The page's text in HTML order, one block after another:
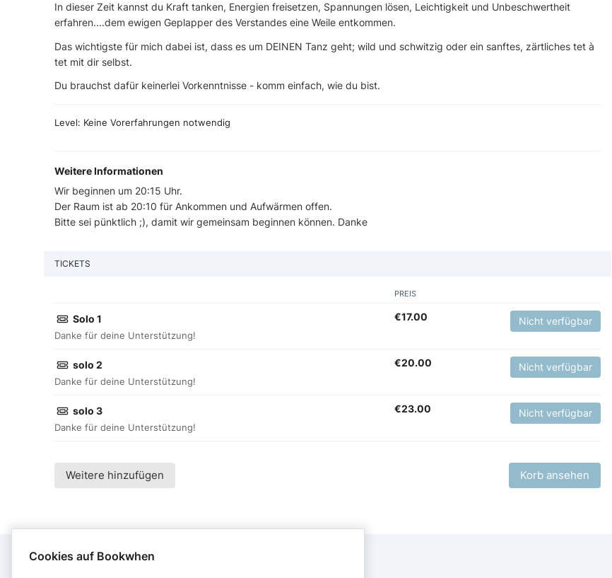
In dieser Zeit kannst du Kraft tanken, Energien freisetzen, Spannungen lösen, Leichtigkeit und Unbeschwertheit
erfahren....dem ewigen Geplapper des Verstandes eine Weile entkommen.
Das wichtigste für mich dabei ist, dass es um DEINEN Tanz geht; wild und schwitzig oder ein sanftes, zärtliches tet à
tet mit dir selbst.
Du brauchst dafür keinerlei Vorkenntnisse - komm einfach, wie du bist.
Level: Keine Vorerfahrungen notwendig
Weitere Informationen
Wir beginnen um 20:15 Uhr.
Der Raum ist ab 20:10 für Ankommen und Aufwärmen offen.
Bitte sei pünktlich ;), damit wir gemeinsam beginnen können. Danke
TICKETS
PREIS
Solo 1
Danke für deine Unterstützung!
€17.00 Nicht verfügbar
solo 2
Danke für deine Unterstützung!
€20.00 Nicht verfügbar
solo 3
Danke für deine Unterstützung!
€23.00 Nicht verfügbar
Weitere hinzufügen Korb ansehen
Cookies auf Bookwhen